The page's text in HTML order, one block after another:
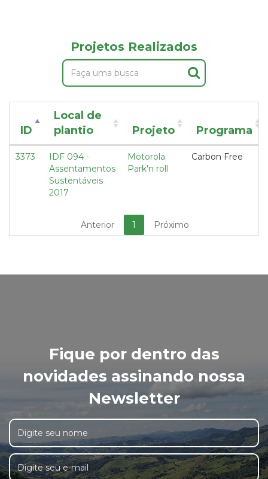
Projetos Realizados
ID
Local de
plantio
Projeto Programa
3373
IDF 094 -
Assentamentos
Sustentáveis
2017
Motorola
Park'n roll
Carbon Free
Anterior 1 Próximo
Fique por dentro das
novidades assinando nossa
Newsletter